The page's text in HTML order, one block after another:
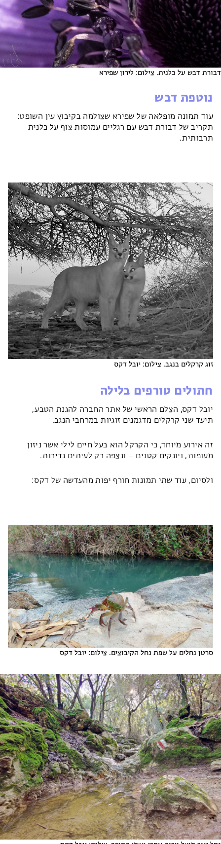
דבורת דבש על כלנית. צילום: לירון שפירא
נוטפת דבש
עוד תמונה מופלאה של שפירא שצולמה בקיבוץ עין השופט:
תקריב של דבורת דבש עם רגליים עמוסות צוף על כלנית
תרבותית.
זוג קרקלים בנגב. צילום: יובל דקס
חתולים טורפים בלילה
יובל דקס, הצלם הראשי של אתר החברה להגנת הטבע,
תיעד שני קרקלים מדגמנים זוגיות במרחבי הנגב.
זה אירוע מיוחד, כי הקרקל הוא בעל חיים לילי אשר ניזון
מעופות, ויונקים קטנים – ונצפה רק לעיתים נדירות.
ולסיום, עוד שתי תמונות חורף יפות מהעדשה של דקס:
סרטן נחלים על שפת נחל הקיבוצים. צילום: יובל דקס